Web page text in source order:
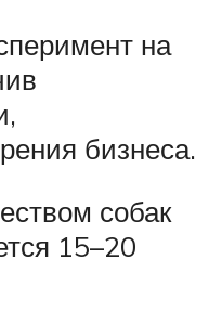
на
бизнеса.
собак
15–20